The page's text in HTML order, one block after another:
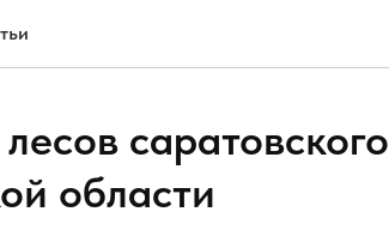
саратовского
области